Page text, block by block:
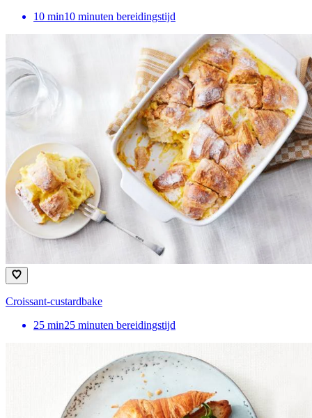
10 min10 minuten bereidingstijd
Croissant-custardbake
25 min25 minuten bereidingstijd